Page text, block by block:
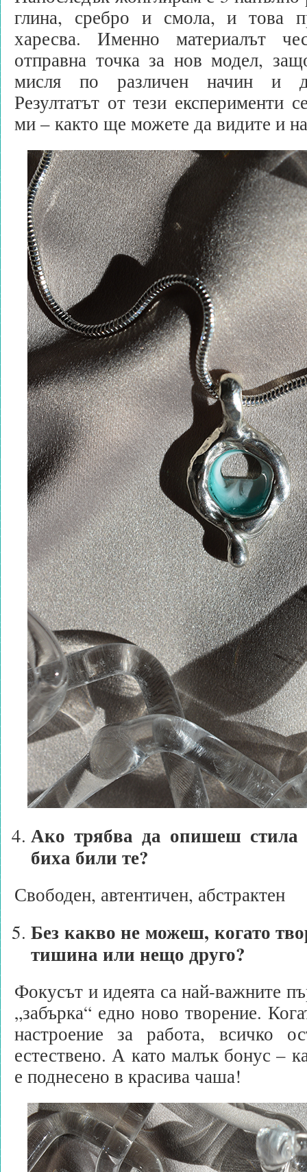
глина, сребро и смола, и това
харесва. Именно материалът
отправна точка за нов модел,
мисля по различен начин и
Резултатът от тези експерименти
ми – както ще можете да видите и
Ако трябва да опишеш
биха били те?
Свободен, автентичен, абстрактен
Без какво не можеш, когато
тишина или нещо друго?
Фокусът и идеята са най-важните
„забърка“ едно ново творение.
настроение за работа, всичко
естествено. А като малък бонус –
е поднесено в красива чаша!